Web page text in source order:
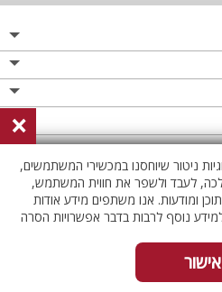
×
ניטור שיוחסנו במכשירי המשתמשים,
לעבד ולשפר את חווית המשתמש,
ומודעות. אנו משתפים מידע אודות
נוסף לרבות בדבר אפשרויות הסרה
אישור